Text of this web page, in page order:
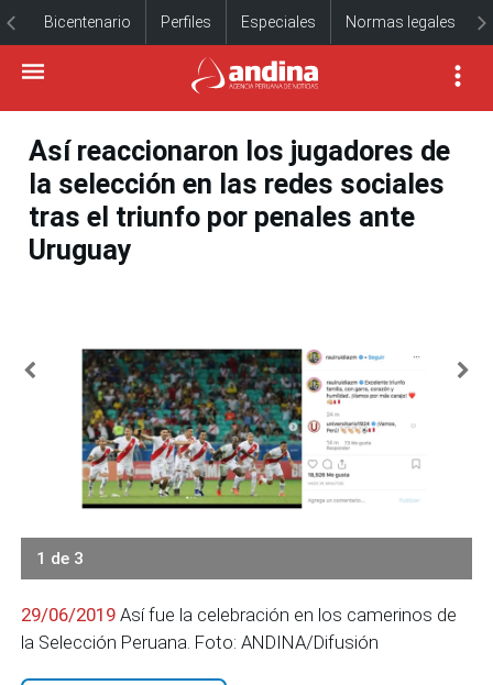
Bicentenario Perfiles Especiales Normas legales
Así reaccionaron los jugadores de
la selección en las redes sociales
tras el triunfo por penales ante
Uruguay
1 de 3
29/06/2019 Así fue la celebración en los camerinos de
la Selección Peruana. Foto: ANDINA/Difusión